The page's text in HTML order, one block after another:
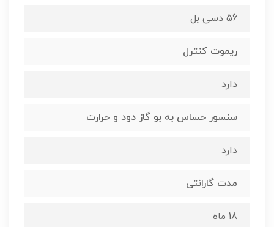
56 دسی بل
ریموت کنترل
دارد
سنسور حساس به بو گاز دود و حرارت
دارد
مدت گارانتی
18 ماه